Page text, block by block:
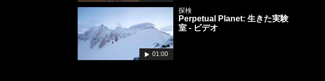
01:00
探検
Perpetual Planet: 生きた実験
室 - ビデオ